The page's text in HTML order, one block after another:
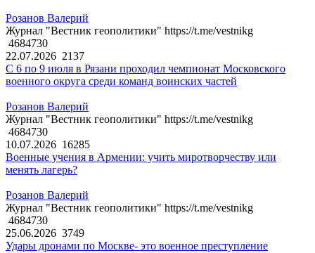
Розанов Валерий
Журнал "Вестник геополитики" https://t.me/vestnikg
4684730
22.07.2026 2137
С 6 по 9 июля в Рязани проходил чемпионат Московского
военного округа среди команд воинских частей
Розанов Валерий
Журнал "Вестник геополитики" https://t.me/vestnikg
4684730
10.07.2026 16285
Военные учения в Армении: учить миротворчеству или
менять лагерь?
Розанов Валерий
Журнал "Вестник геополитики" https://t.me/vestnikg
4684730
25.06.2026 3749
Удары дронами по Москве- это военное преступление